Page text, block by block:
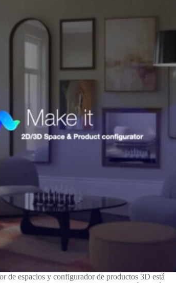
de espacios y configurador de productos 3D está